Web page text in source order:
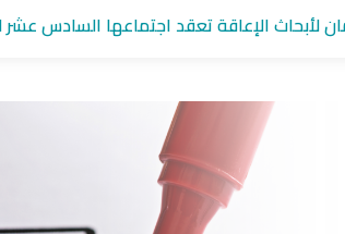
لأبحاث الإعاقة تعقد اجتماعها السادس